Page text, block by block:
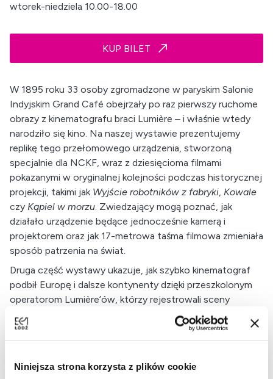
Niniejsza strona korzysta z plików cookie
W 1895 roku 33 osoby zgromadzone w paryskim Salonie
Indyjskim Grand Café obejrzały po raz pierwszy ruchome
obrazy z kinematografu braci Lumière – i właśnie wtedy
narodziło się kino. Na naszej wystawie prezentujemy
replikę tego przełomowego urządzenia, stworzoną
specjalnie dla NCKF, wraz z dziesięcioma filmami
pokazanymi w oryginalnej kolejności podczas historycznej
projekcji, takimi jak Wyjście robotników z fabryki, Kowale
czy Kąpiel w morzu. Zwiedzający mogą poznać, jak
działało urządzenie będące jednocześnie kamerą i
projektorem oraz jak 17-metrowa taśma filmowa zmieniała
sposób patrzenia na świat.
Druga część wystawy ukazuje, jak szybko kinematograf
podbił Europę i dalsze kontynenty dzięki przeszkolonym
operatorom Lumière’ów, którzy rejestrowali sceny
uliczne, zabytki i codzienne życie od Paryża po Moskwę i
Nowy Jork. Prezentowane filmy – m.in.Wjazd pociągu na
stację w La Ciotatczy ujęcia z Londynu i Broadwayu –
zapisów filmowych.
wtorek-niedziela 10.00-18.00
KUP BILET